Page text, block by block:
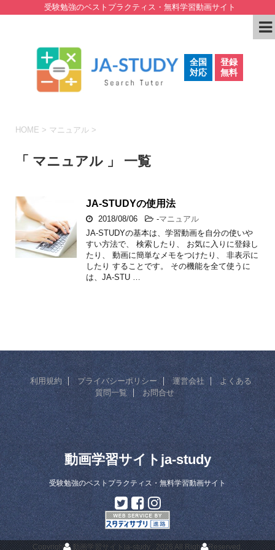
受験勉強のベストプラクティス・無料学習動画サイト
全国
対応
登録
無料
HOME > マニュアル >
「 マニュアル 」 一覧
JA-STUDYの使用法
2018/08/06 -マニュアル
JA-STUDYの基本は、学習動画を自分の使いや
すい方法で、 検索したり、 お気に入りに登録し
たり、 動画に簡単なメモをつけたり、 非表示に
したり することです。 その機能を全て使うに
は、JA-STU …
利用規約 プライバシーポリシー 運営会社
よくある
質問一覧
お問合せ
動画学習サイトja-study
受験勉強のベストプラクティス・無料学習動画サイト
Copyright© 動画学習サイトja-study , 2026 All Rights Reserved.